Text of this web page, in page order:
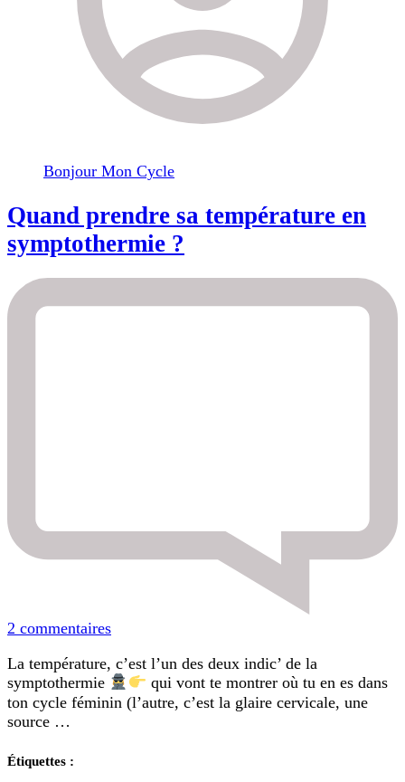
Bonjour Mon Cycle
Quand prendre sa température en
symptothermie ?
2 commentairessur
prendre
sa
température
La température, c’est l’un des deux indic’ de la
symptothermie
qui vont te montrer où tu en es dans
ton cycle féminin (l’autre, c’est la glaire cervicale, une
source …
Étiquettes :